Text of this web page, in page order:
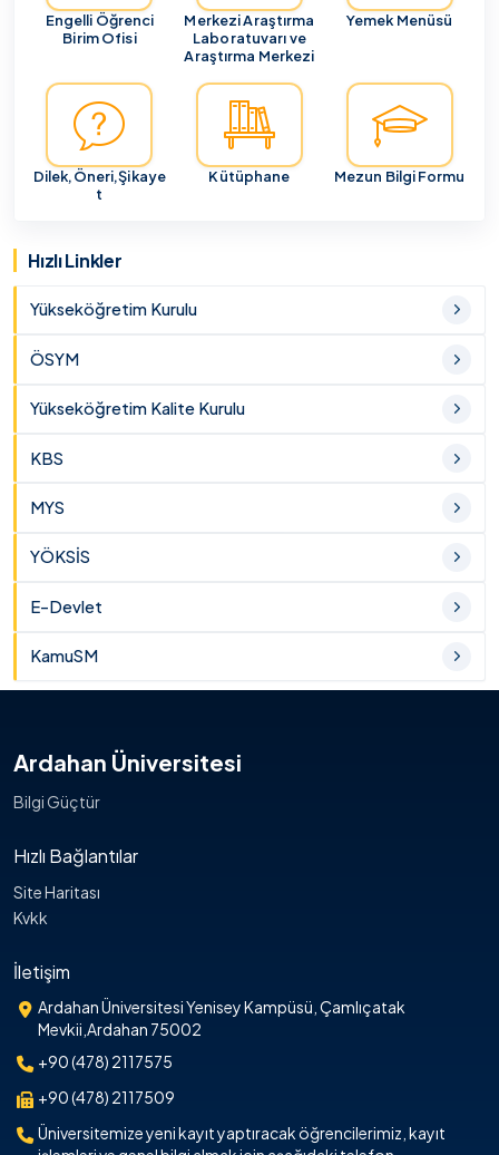
Engelli Öğrenci
Birim Ofisi
Merkezi Araştırma
Laboratuvarı ve
Araştırma Merkezi
Yemek Menüsü
Dilek,Öneri,Şikaye
t
Kütüphane Mezun Bilgi Formu
Hızlı Linkler
Yükseköğretim Kurulu
ÖSYM
Yükseköğretim Kalite Kurulu
KBS
MYS
YÖKSİS
E-Devlet
KamuSM
Ardahan Üniversitesi
Bilgi Güçtür
Hızlı Bağlantılar
Site Haritası
Kvkk
İletişim
Ardahan Üniversitesi Yenisey Kampüsü, Çamlıçatak
Mevkii,Ardahan 75002
+90 (478) 2117575
+90 (478) 2117509
Üniversitemize yeni kayıt yaptıracak öğrencilerimiz, kayıt